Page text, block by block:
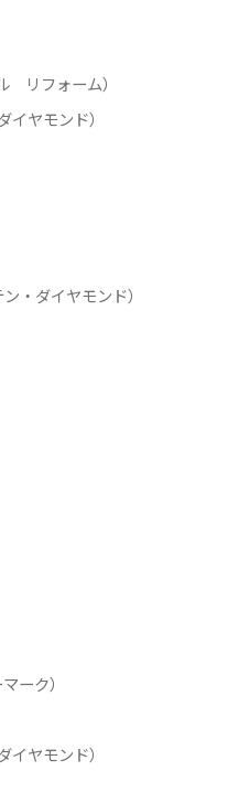
リフォーム）
ヤモンド）
・ダイヤモンド）
ーク）
ヤモンド）